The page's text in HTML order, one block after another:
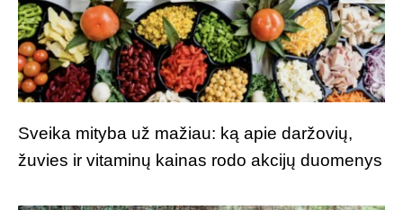
Sveika mityba už mažiau: ką apie daržovių,
žuvies ir vitaminų kainas rodo akcijų duomenys